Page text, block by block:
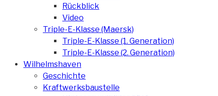
Rückblick
Video
Triple-E-Klasse (Maersk)
Triple-E-Klasse (1. Generation)
Triple-E-Klasse (2. Generation)
Wilhelmshaven
Geschichte
Kraftwerksbaustelle